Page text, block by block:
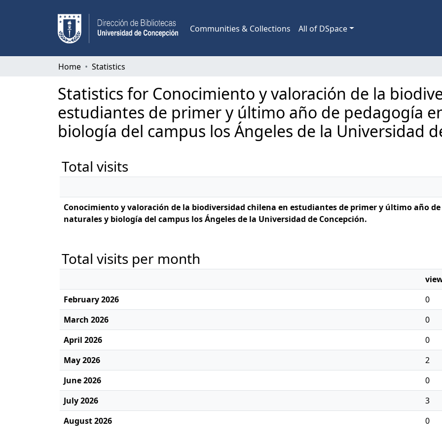
Communities & Collections All of DSpace
Home Statistics
Statistics for Conocimiento y valoración de la
estudiantes de primer y último año de pedagogía
biología del campus los Ángeles de la Universidad
Total visits
Conocimiento y valoración de la biodiversidad chilena en estudiantes de primer y último año
naturales y biología del campus los Ángeles de la Universidad de Concepción.
Total visits per month
February 2026
0
March 2026
0
April 2026
0
May 2026
2
June 2026
0
July 2026
3
August 2026
0